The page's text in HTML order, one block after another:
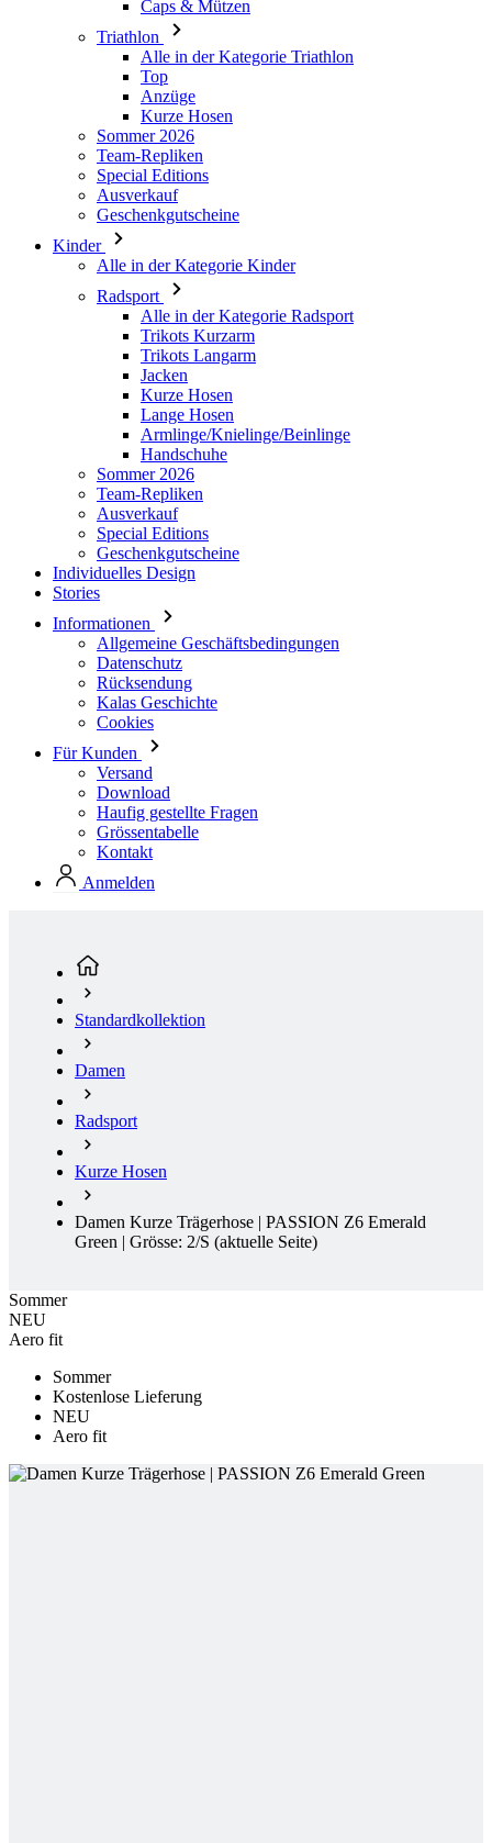
Kurze Hosen
Sommer 2026
Team-Repliken
Special Editions
Ausverkauf
Geschenkgutscheine
Kinder
Alle in der Kategorie Kinder
Radsport
Alle in der Kategorie Radsport
Trikots Langarm
Jacken
Kurze Hosen
Lange Hosen
Armlinge/Knielinge/Beinlinge
Handschuhe
Sommer 2026
Team-Repliken
Ausverkauf
Special Editions
Geschenkgutscheine
Individuelles Design
Stories
Informationen
Allgemeine Geschäftsbedingungen
Datenschutz
Rücksendung
Kalas Geschichte
Cookies
Für Kunden
Versand
Download
Haufig gestellte Fragen
Grössentabelle
Kontakt
Anmelden
Damen
Radsport
Kurze Hosen
Damen Kurze Trägerhose | PASSION Z6 Emerald
Green | Grösse: 2/S
Sommer
Kostenlose Lieferung
Aero fit